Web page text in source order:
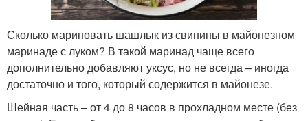
Сколько мариновать шашлык из свинины в майонезном
маринаде с луком? В такой маринад чаще всего
дополнительно добавляют уксус, но не всегда – иногда
достаточно и того, который содержится в майонезе.
Шейная часть – от 4 до 8 часов в прохладном месте (без